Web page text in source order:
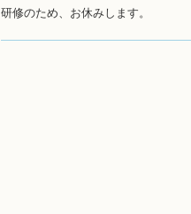
研修のため、お休みします。